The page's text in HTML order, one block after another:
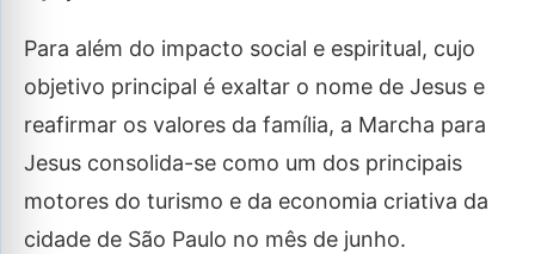
Para além do impacto social e espiritual, cujo
objetivo principal é exaltar o nome de Jesus e
reafirmar os valores da família, a Marcha para
Jesus consolida-se como um dos principais
motores do turismo e da economia criativa da
cidade de São Paulo no mês de junho.